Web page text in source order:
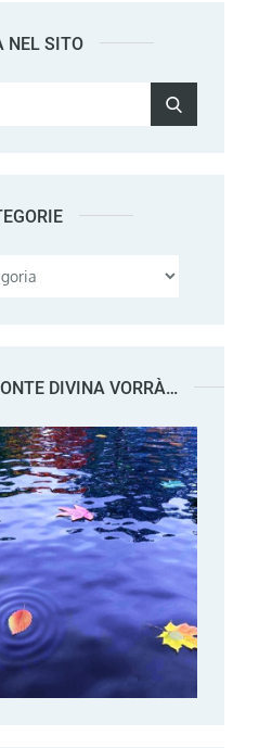
NEL SITO
DIVINA VORRÀ…